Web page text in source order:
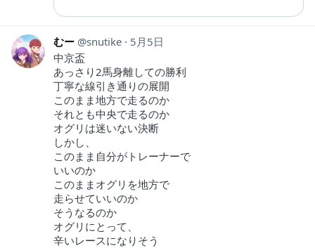
むー snutike
5月5日
中京盃
あっさり2馬身離しての勝利
丁寧な線引き通りの展開
このまま地方で走るのか
それとも中央で走るのか
オグリは迷いない決断
しかし、
このまま自分がトレーナーで
いいのか
このままオグリを地方で
走らせていいのか
そうなるのか
オグリにとって、
辛いレースになりそう